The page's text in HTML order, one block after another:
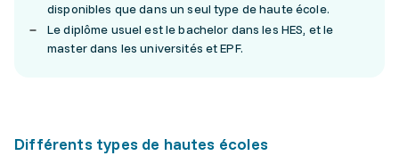
disponibles que dans un seul type de haute école.
Le diplôme usuel est le bachelor dans les HES, et le
master dans les universités et EPF.
Différents types de hautes écoles